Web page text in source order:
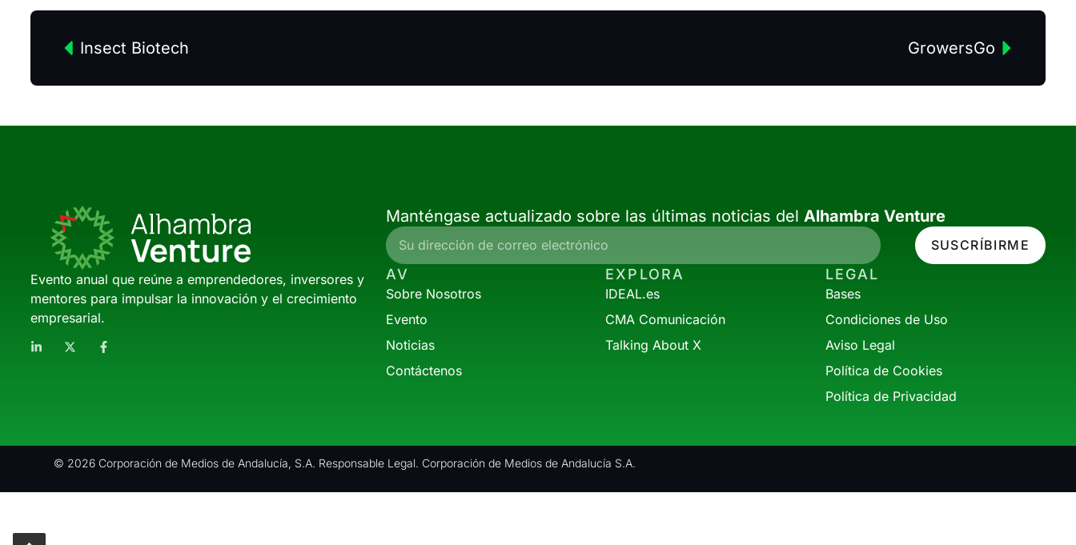
Insect Biotech GrowersGo
Evento anual que reúne a emprendedores, inversores y
mentores para impulsar la innovación y el crecimiento
empresarial.
Manténgase actualizado sobre las últimas noticias del Alhambra Venture
SUSCRÍBIRME
AV
Sobre Nosotros
Evento
Noticias
Contáctenos
EXPLORA
IDEAL.es
CMA Comunicación
Talking About X
LEGAL
Bases
Condiciones de Uso
Aviso Legal
Política de Cookies
Política de Privacidad
© 2026 Corporación de Medios de Andalucía, S.A. Responsable Legal. Corporación de Medios de Andalucía S.A.